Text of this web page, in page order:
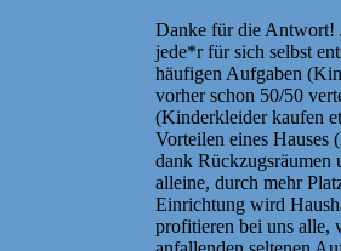
Danke für die Antwort!
jede*r für sich selbst
häufigen Aufgaben
vorher schon 50/50
(Kinderkleider kaufen
Vorteilen eines Hauses
dank Rückzugsräumen
alleine, durch mehr
Einrichtung wird
profitieren bei uns alle,